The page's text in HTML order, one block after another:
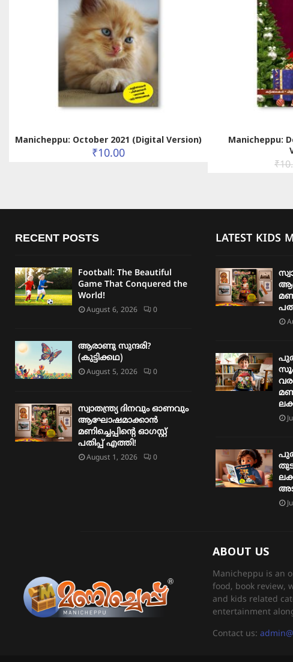
Manicheppu: October 2021 (Digital Version)
₹10.00
Manicheppu:
₹
RECENT POSTS
Football: The Beautiful
Game That Conquered the
World!
August 6, 2026 0
ആരാണു സുന്ദരി?
(കുട്ടിക്കഥ)
August 5, 2026 0
സ്വാതന്ത്ര്യ ദിനവും ഓണവും
ആഘോഷമാക്കാൻ
മണിച്ചെപ്പിന്റെ ഓഗസ്റ്റ്
പതിപ്പ് എത്തി!
August 1, 2026 0
LATEST KIDS
ABOUT US
Manicheppu is an
food, book review,
and kids related
entertainment
Contact us: